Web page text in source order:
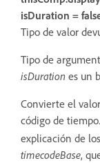
isDuration =
Tipo de valor
Tipo de
isDuration es un
Convierte el
código de
explicación de
timecodeBase,